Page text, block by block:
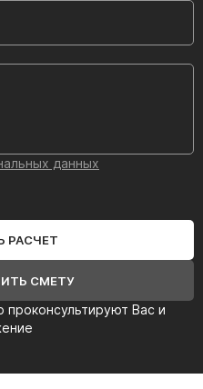
Вас и
данных
РАСЧЕТ
СМЕТУ